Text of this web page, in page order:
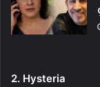
2. Hysteria